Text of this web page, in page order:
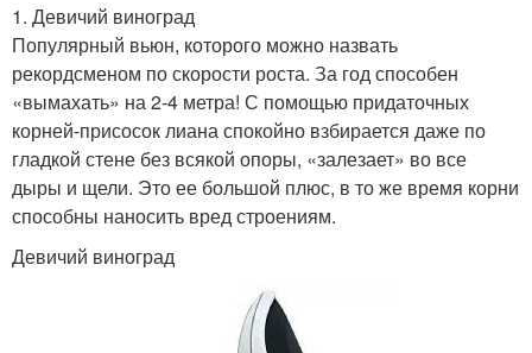
1. Девичий виноград
Популярный вьюн, которого можно назвать
рекордсменом по скорости роста. За год способен
«вымахать» на 2-4 метра! С помощью придаточных
корней-присосок лиана спокойно взбирается даже по
гладкой стене без всякой опоры, «залезает» во все
дыры и щели. Это ее большой плюс, в то же время корни
способны наносить вред строениям.
Девичий виноград